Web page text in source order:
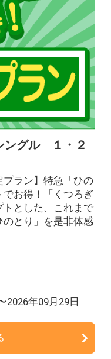
ングル １・２
プラン】特急「ひの
でお得！「くつろぎ
とした、これまで
とり」を是非体感
2026年09月29日